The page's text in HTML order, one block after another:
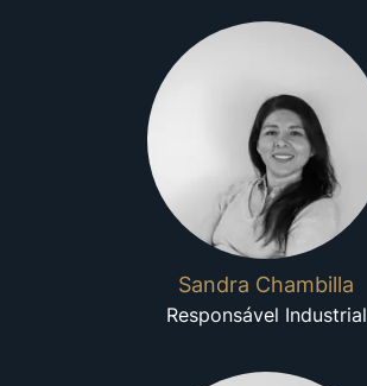
Sandra Chambilla
Responsável Industrial